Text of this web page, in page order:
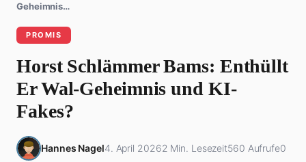
Geheimnis…
PROMIS
Horst Schlämmer Bams: Enthüllt
Er Wal-Geheimnis und KI-
Fakes?
Hannes Nagel4. April 20262 Min. Lesezeit560 Aufrufe0